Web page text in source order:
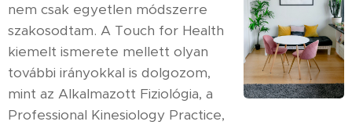
nem csak egyetlen módszerre
szakosodtam. A Touch for Health
kiemelt ismerete mellett olyan
további irányokkal is dolgozom,
mint az Alkalmazott Fiziológia, a
Professional Kinesiology Practice,